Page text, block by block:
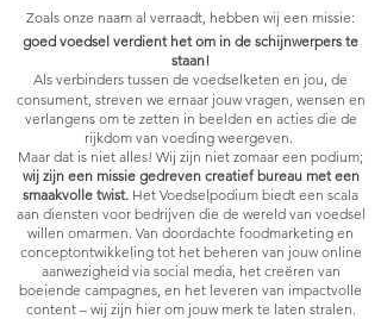
Zoals onze naam al verraadt, hebben wij een missie:
goed voedsel verdient het om in de schijnwerpers te
staan!
Als verbinders tussen de voedselketen en jou, de
consument, streven we ernaar jouw vragen, wensen en
verlangens om te zetten in beelden en acties die de
rijkdom van voeding weergeven.
Maar dat is niet alles! Wij zijn niet zomaar een podium;
wij zijn een missie gedreven creatief bureau met een
smaakvolle twist. Het Voedselpodium biedt een scala
aan diensten voor bedrijven die de wereld van voedsel
willen omarmen. Van doordachte foodmarketing en
conceptontwikkeling tot het beheren van jouw online
aanwezigheid via social media, het creëren van
boeiende campagnes, en het leveren van impactvolle
content – wij zijn hier om jouw merk te laten stralen.